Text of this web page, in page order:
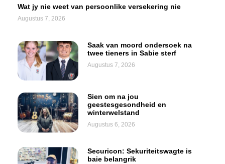
Wat jy nie weet van persoonlike versekering nie
Augustus 7, 2026
Saak van moord ondersoek na
twee tieners in Sabie sterf
Augustus 7, 2026
Sien om na jou
geestesgesondheid en
winterwelstand
Augustus 6, 2026
Securicon: Sekuriteitswagte is
baie belangrik